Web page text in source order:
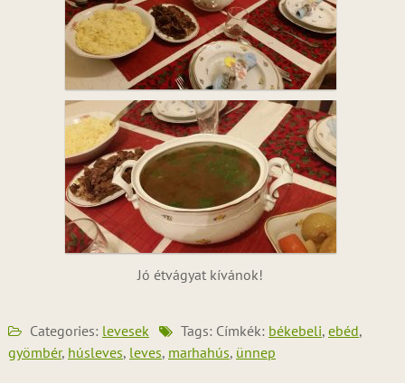
Jó étvágyat kívánok!
Categories: levesek Tags: Címkék: békebeli, ebéd,
gyömbér, húsleves, leves, marhahús, ünnep